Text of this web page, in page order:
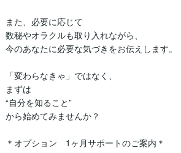
また、必要に応じて
数秘やオラクルも取り入れながら、
今のあなたに必要な気づきをお伝えします。
「変わらなきゃ」ではなく、
まずは
“自分を知ること”
から始めてみませんか？
＊オプション　1ヶ月サポートのご案内＊